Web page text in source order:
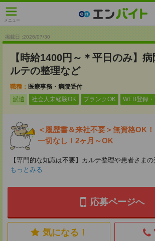
メニュー
掲載日 :2026/07/30
【時給1400円～＊平日のみ】
ルテの整理など
職種： 医療事務・病院受付
派遣
社会人未経験OK ブランクOK WEB登録
＜履歴書＆来社不要＞無資格OK
一切なし！2ヶ月～OK
【専門的な知識は不要】カルテ整理や患者さま
もっとみる
応募ページへ
気になる！